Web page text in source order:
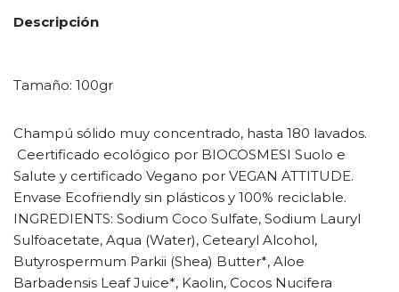
Descripción
Tamaño: 100gr
Champú sólido muy concentrado, hasta 180 lavados.
Ceertificado ecológico por BIOCOSMESI Suolo e
Salute y certificado Vegano por VEGAN ATTITUDE.
Envase Ecofriendly sin plásticos y 100% reciclable.
INGREDIENTS: Sodium Coco Sulfate, Sodium Lauryl
Sulfoacetate, Aqua (Water), Cetearyl Alcohol,
Butyrospermum Parkii (Shea) Butter*, Aloe
Barbadensis Leaf Juice*, Kaolin, Cocos Nucifera